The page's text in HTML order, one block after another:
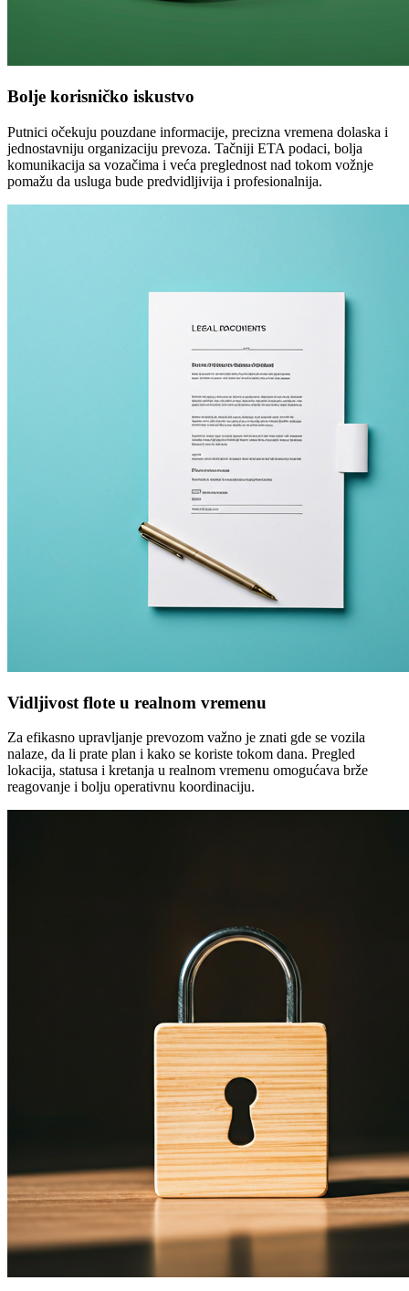
Bolje korisničko iskustvo
Putnici očekuju pouzdane informacije, precizna vremena dolaska i
jednostavniju organizaciju prevoza. Tačniji ETA podaci, bolja
komunikacija sa vozačima i veća preglednost nad tokom vožnje
pomažu da usluga bude predvidljivija i profesionalnija.
Vidljivost flote u realnom vremenu
Za efikasno upravljanje prevozom važno je znati gde se vozila
nalaze, da li prate plan i kako se koriste tokom dana. Pregled
lokacija, statusa i kretanja u realnom vremenu omogućava brže
reagovanje i bolju operativnu koordinaciju.